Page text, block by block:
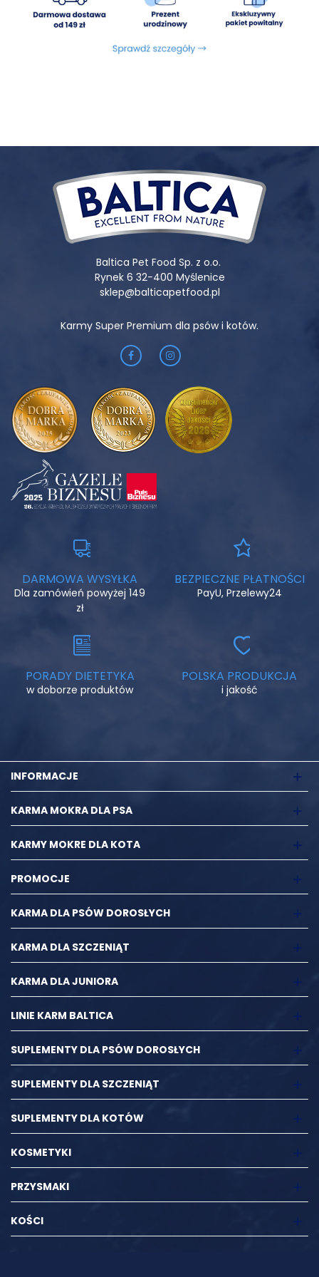
Składniki analityczne:
Białko surowe 22%, Tłuszcz surowy
7%, Włókno surowe 4,5%, Popiół 7%, Wilgotność 10%, Wapń
witamina E -100 mg, ekstrakt tokoferoli z olei roślinnych.
PROPOZYCJA KARMIENIA:
Zawsze zapewnij psu dostęp do świeżej, chłodnej wody.
Baltica Pet Food Sp. z o.o.
Rynek 6 32-400 Myślenice
sklep@balticapetfood.pl
Karmy Super Premium dla psów i kotów.
DARMOWA WYSYŁKA
Dla zamówień powyżej 149
zł
BEZPIECZNE PŁATNOŚCI
PayU, Przelewy24
PORADY DIETETYKA
w doborze produktów
POLSKA PRODUKCJA
i jakość
INFORMACJE
KARMA MOKRA DLA PSA
KARMY MOKRE DLA KOTA
PROMOCJE
KARMA DLA PSÓW DOROSŁYCH
KARMA DLA SZCZENIĄT
KARMA DLA JUNIORA
LINIE KARM BALTICA
SUPLEMENTY DLA PSÓW DOROSŁYCH
SUPLEMENTY DLA SZCZENIĄT
SUPLEMENTY DLA KOTÓW
KOSMETYKI
PRZYSMAKI
KOŚCI